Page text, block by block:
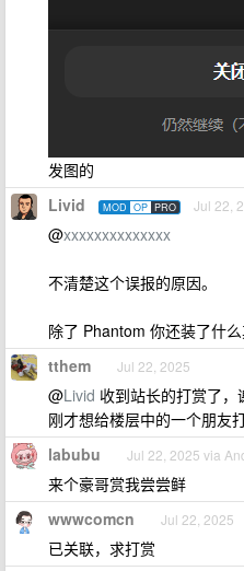
发图的
Livid MOD OP PRO Jul 22,
@xxxxxxxxxxxxxx
不清楚这个误报的原因。
除了 Phantom 你还装了什
tthem Jul 22, 2025
@Livid 收到站长的打赏了，
刚才想给楼层中的一个朋友
labubu Jul 22, 2025 via
来个豪哥赏我尝尝鲜
wwwcomcn Jul 22, 2025
已关联，求打赏